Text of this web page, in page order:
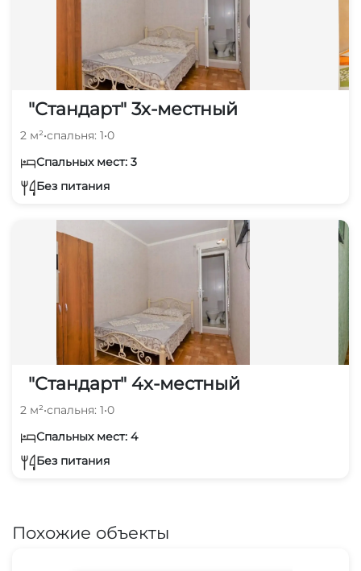
"Стандарт" 3х-местный
2 м²•спальня: 1•0
Спальных мест: 3
Без питания
"Стандарт" 4х-местный
2 м²•спальня: 1•0
Спальных мест: 4
Без питания
Похожие объекты